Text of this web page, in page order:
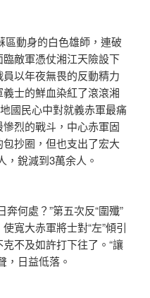
動身的白色雄師，連破
敵軍憑仗湘江天險設下
以年夜無畏的反動精力
士的鮮血染紅了滾滾湘
國民心中對就義赤軍最痛
烈的戰斗，中心赤軍固
抄圈，但也支出了宏大
，銳減到3萬余人。
何處？”第五次反“圍殲”
寬大赤軍將士對“左”傾引
不及如許打下往了。“讓
，日益低落。